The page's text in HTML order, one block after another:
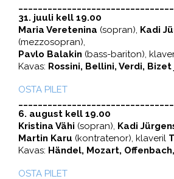
31. juuli kell 19.00
Maria Veretenina (sopran), Kadi
(mezzosopran),
Pavlo Balakin (bass-bariton),
Kavas: Rossini, Bellini, Verdi,
OSTA PILET
6. august kell 19.00
Kristina Vähi (sopran), Kadi
Martin Karu (kontratenor), klaveril
Kavas: Händel, Mozart,
OSTA PILET